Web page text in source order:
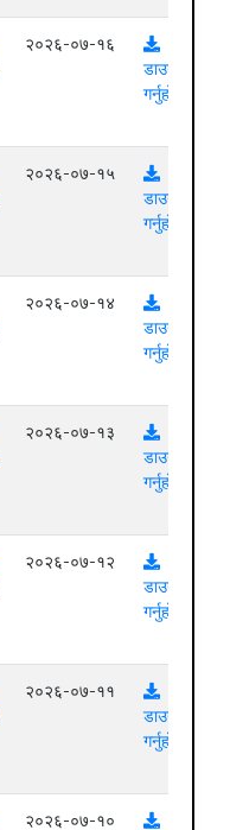
२०२६-०७-१६
डाउनलोड
गर्नुहोस्
२०२६-०७-१५
डाउनलोड
गर्नुहोस्
२०२६-०७-१४
डाउनलोड
गर्नुहोस्
२०२६-०७-१३
डाउनलोड
गर्नुहोस्
२०२६-०७-१२
डाउनलोड
गर्नुहोस्
२०२६-०७-११
डाउनलोड
गर्नुहोस्
२०२६-०७-१०